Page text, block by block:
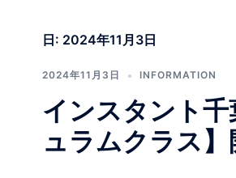
日: 2024年11月3日
2024年11月3日 INFORMATION
インスタント
ュラムクラス】